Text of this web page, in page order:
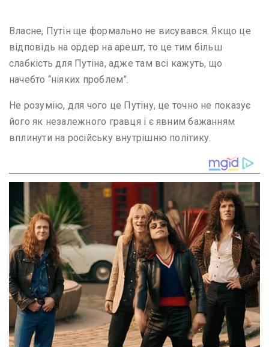
Власне, Путін ще формально не висувався. Якщо це
відповідь на ордер на арешт, то це тим більш
слабкість для Путіна, адже там всі кажуть, що
начебто “ніяких проблем”.
Не розумію, для чого це Путіну, це точно не показує
його як незалежного гравця і є явним бажанням
вплинути на російську внутрішню політику.